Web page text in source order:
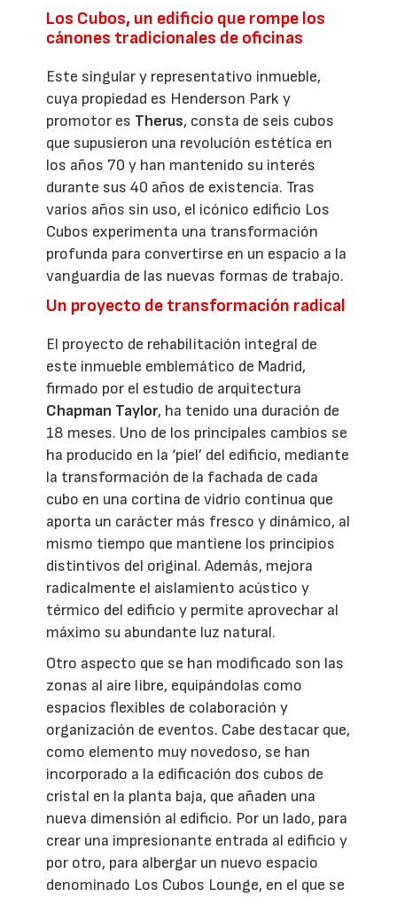
Los Cubos, un edificio que rompe los
cánones tradicionales de oficinas
Este singular y representativo inmueble,
cuya propiedad es Henderson Park y
promotor es Therus, consta de seis cubos
que supusieron una revolución estética en
los años 70 y han mantenido su interés
durante sus 40 años de existencia. Tras
varios años sin uso, el icónico edificio Los
Cubos experimenta una transformación
profunda para convertirse en un espacio a la
vanguardia de las nuevas formas de trabajo.
Un proyecto de transformación radical
El proyecto de rehabilitación integral de
este inmueble emblemático de Madrid,
firmado por el estudio de arquitectura
Chapman Taylor, ha tenido una duración de
18 meses. Uno de los principales cambios se
ha producido en la ‘piel’ del edificio, mediante
la transformación de la fachada de cada
cubo en una cortina de vidrio continua que
aporta un carácter más fresco y dinámico, al
mismo tiempo que mantiene los principios
distintivos del original. Además, mejora
radicalmente el aislamiento acústico y
térmico del edificio y permite aprovechar al
máximo su abundante luz natural.
Otro aspecto que se han modificado son las
zonas al aire libre, equipándolas como
espacios flexibles de colaboración y
organización de eventos. Cabe destacar que,
como elemento muy novedoso, se han
incorporado a la edificación dos cubos de
cristal en la planta baja, que añaden una
nueva dimensión al edificio. Por un lado, para
crear una impresionante entrada al edificio y
por otro, para albergar un nuevo espacio
denominado Los Cubos Lounge, en el que se